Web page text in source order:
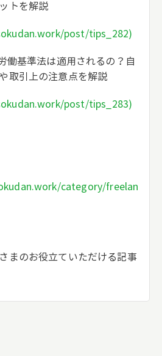
トを解説
post/tips_282)
働基準法は適用されるの？自
取引上の注意点を解説
post/tips_283)
category/freelan
まのお役立ていただける記事